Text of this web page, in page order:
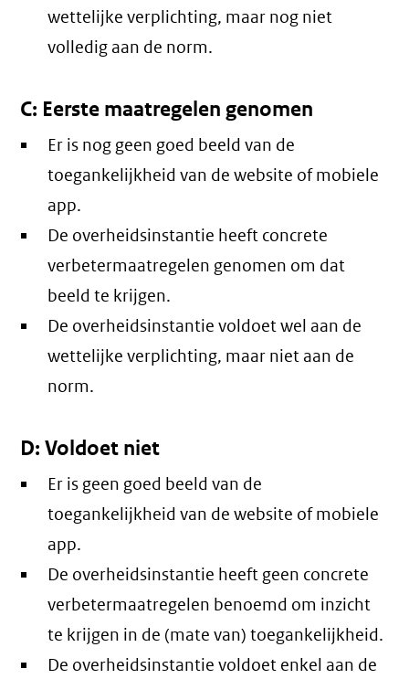
wettelijke verplichting, maar nog niet
volledig aan de norm.
C: Eerste maatregelen genomen
Er is nog geen goed beeld van de
toegankelijkheid van de website of mobiele
app.
De overheidsinstantie heeft concrete
verbetermaatregelen genomen om dat
beeld te krijgen.
De overheidsinstantie voldoet wel aan de
wettelijke verplichting, maar niet aan de
norm.
D: Voldoet niet
Er is geen goed beeld van de
toegankelijkheid van de website of mobiele
app.
De overheidsinstantie heeft geen concrete
verbetermaatregelen benoemd om inzicht
te krijgen in de (mate van) toegankelijkheid.
De overheidsinstantie voldoet enkel aan de